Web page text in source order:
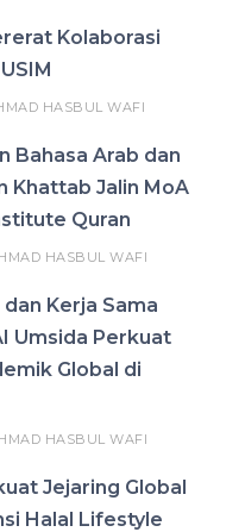
Kolaborasi
HASBUL WAFI
Bahasa Arab dan
Khattab Jalin MoA
Quran
HASBUL WAFI
Kerja Sama
Umsida Perkuat
Global di
HASBUL WAFI
Jejaring Global
Halal Lifestyle